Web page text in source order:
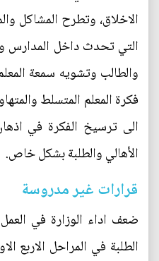
الاخلاق، وتطرح المشاكل
التي تحدث داخل المدارس
والطالب وتشويه سمعة
فكرة المعلم المتسلط
الى ترسيخ الفكرة في
الأهالي والطلبة بشكل خاص.
قرارات غير مدروسة
ضعف اداء الوزارة في
الطلبة في المراحل الاربع